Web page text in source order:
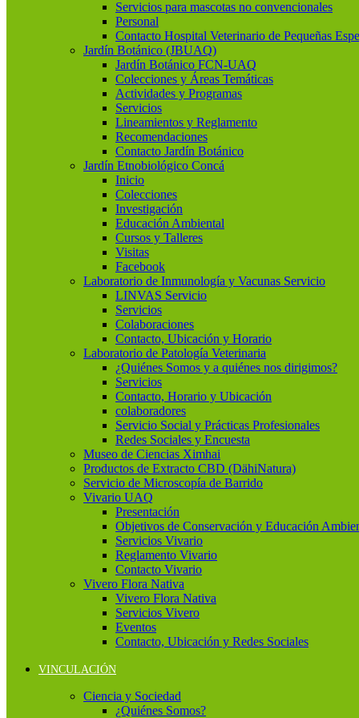
Servicios para mascotas no convencionales
Personal
Contacto Hospital Veterinario de Pequeñas
Jardín Botánico (JBUAQ)
Jardín Botánico FCN-UAQ
Colecciones y Áreas Temáticas
Actividades y Programas
Servicios
Lineamientos y Reglamento
Recomendaciones
Contacto Jardín Botánico
Jardín Etnobiológico Concá
Inicio
Colecciones
Investigación
Educación Ambiental
Cursos y Talleres
Visitas
Facebook
Laboratorio de Inmunología y Vacunas Servicio
LINVAS Servicio
Servicios
Colaboraciones
Contacto, Ubicación y Horario
Laboratorio de Patología Veterinaria
¿Quiénes Somos y a quiénes nos dirigimos?
Servicios
Contacto, Horario y Ubicación
colaboradores
Servicio Social y Prácticas Profesionales
Redes Sociales y Encuesta
Museo de Ciencias Ximhai
Productos de Extracto CBD (DähiNatura)
Servicio de Microscopía de Barrido
Vivario UAQ
Presentación
Objetivos de Conservación y Educación
Servicios Vivario
Reglamento Vivario
Contacto Vivario
Vivero Flora Nativa
Vivero Flora Nativa
Servicios Vivero
Eventos
Contacto, Ubicación y Redes Sociales
VINCULACIÓN
Ciencia y Sociedad
¿Quiénes Somos?